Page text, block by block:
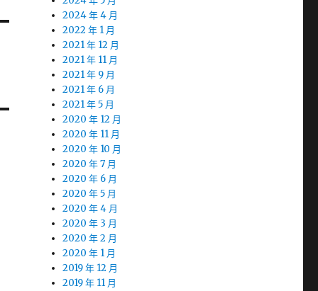
2024 年 4 月
2022 年 1 月
2021 年 12 月
2021 年 11 月
2021 年 9 月
2021 年 6 月
2021 年 5 月
2020 年 12 月
2020 年 11 月
2020 年 10 月
2020 年 7 月
2020 年 6 月
2020 年 5 月
2020 年 4 月
2020 年 3 月
2020 年 2 月
2020 年 1 月
2019 年 12 月
2019 年 11 月